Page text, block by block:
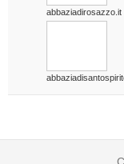
abbaziadirosazzo.it